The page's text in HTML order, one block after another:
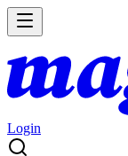
Login